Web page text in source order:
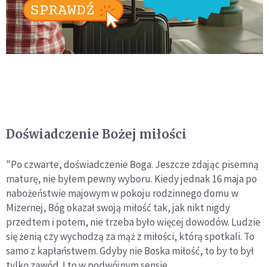
Doświadczenie Bożej miłości
"Po czwarte, doświadczenie Boga. Jeszcze zdając pisemną
maturę, nie byłem pewny wyboru. Kiedy jednak 16 maja po
nabożeństwie majowym w pokoju rodzinnego domu w
Mizernej, Bóg okazał swoją miłość tak, jak nikt nigdy
przedtem i potem, nie trzeba było więcej dowodów. Ludzie
się żenią czy wychodzą za mąż z miłości, którą spotkali. To
samo z kapłaństwem. Gdyby nie Boska miłość, to by to był